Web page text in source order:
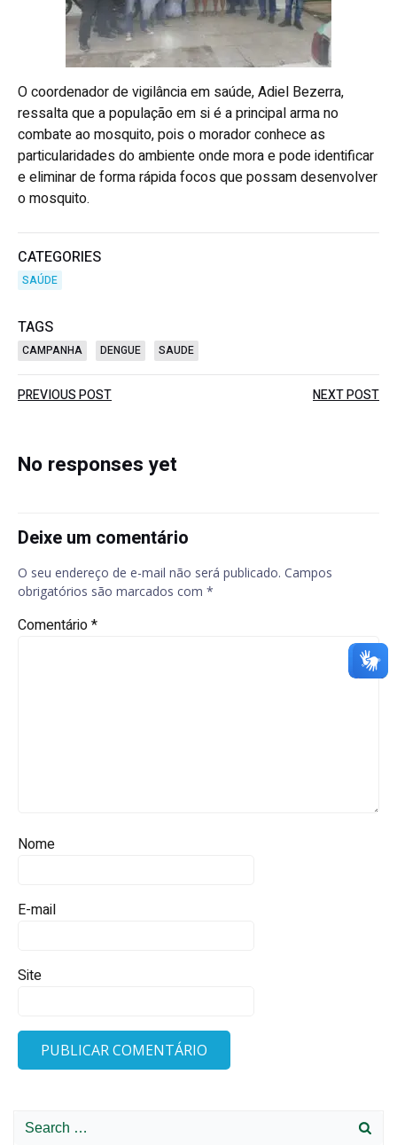
O coordenador de vigilância em saúde, Adiel Bezerra,
ressalta que a população em si é a principal arma no
combate ao mosquito, pois o morador conhece as
particularidades do ambiente onde mora e pode identificar
e eliminar de forma rápida focos que possam desenvolver
o mosquito.
CATEGORIES
SAÚDE
TAGS
CAMPANHA DENGUE SAUDE
Post
navigation
PREVIOUS POST NEXT POST
No responses yet
Deixe um comentário
O seu endereço de e-mail não será publicado. Campos
obrigatórios são marcados com *
Comentário*
Nome
E-mail
Site
Search